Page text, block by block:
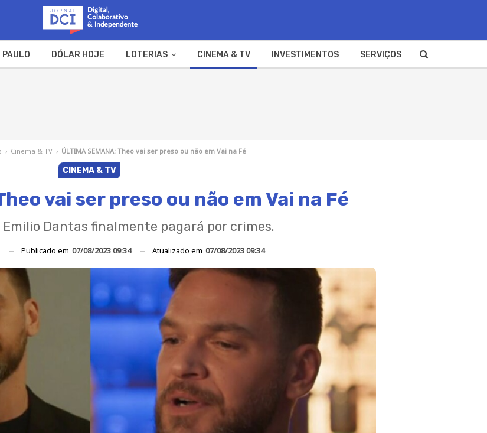
PAULO DÓLAR HOJE LOTERIAS CINEMA & TV INVESTIMENTOS SERVIÇOS
› Cinema & TV › ÚLTIMA SEMANA: Theo vai ser preso ou não em Vai na Fé
CINEMA & TV
vai ser preso ou não em Vai na Fé
Emilio Dantas finalmente pagará por crimes.
Publicado em 07/08/2023 09:34 Atualizado em 07/08/2023 09:34